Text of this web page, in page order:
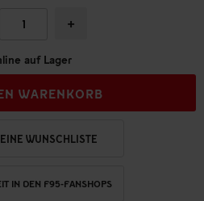
+
auf Lager
WARENKORB
WUNSCHLISTE
IN DEN F95-FANSHOPS